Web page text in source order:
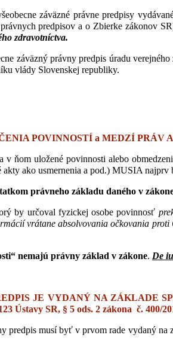
záväzné právne predpisy
predpisov a o Zbierke zákonov
zdravotníctva.
záväzný právny predpis úradu
vlády Slovenskej republiky.
POVINNOSTÍ a MEDZÍ PRÁV A
ňom uložené povinnosti alebo
ako usmernenia a pod.) MUSIA
právneho základu daného v
by určoval fyzickej osobe povinnosť
vrátane absolvovania očkovania
nemajú právny základ v zákone. De
JE VYDANÝ NA ZÁKLADE
Ústavy SR, § 5 ods. 2 zákona č. 400/
predpis musí byť v prvom rade vydaný na